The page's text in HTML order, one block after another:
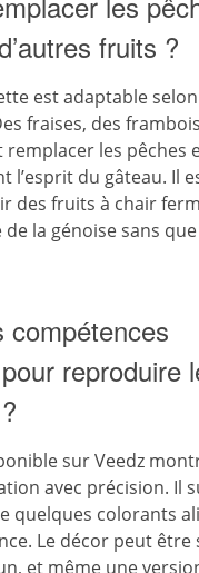
fruits ?
est adaptable
fraises, des
remplacer les pêches
l’esprit du gâteau. Il
des fruits à chair
la génoise sans
compétences
reproduire
sur Veedz
avec précision. Il
quelques colorants
Le décor peut
et même une